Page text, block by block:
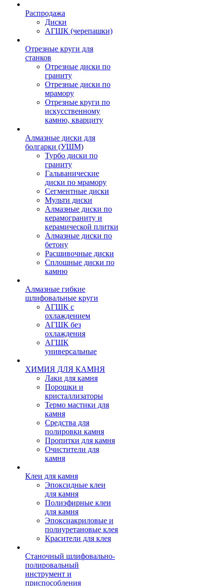
Распродажа
Диски
АГШК (черепашки)
Отрезные круги для
станков
Отрезные диски по
граниту
Отрезные диски по
мрамору
Отрезные круги по
искусственному
камню, кварциту
Алмазные диски для
болгарки (УШМ)
Турбо диски по
граниту
Гальванические
диски по мрамору
Сегментные диски
Мульти диски
Алмазные диски по
керамограниту и
керамической плитки
Алмазные диски по
бетону
Расшивочные диски
Сплошные диски по
камню
Алмазные гибкие
шлифовальные круги
АГШК с
охлаждением
АГШК без
охлаждения
АГШК
универсальные
ХИМИЯ ДЛЯ КАМНЯ
Лаки для камня
Порошки и
кристаллизаторы
Термо мастики для
камня
Средства для
полировки камня
Пропитки для камня
Очистители для
камня
Клеи для камня
Эпоксидные клеи
для камня
Полиэфирные клеи
для камня
Эпоксиакриловые и
полиуретановые клея
Красители для клея
Станочный шлифовально-
полировальный
инструмент и
приспособления